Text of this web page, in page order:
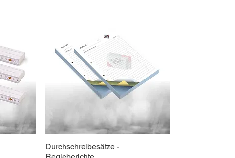
Schnellansicht
Durchschreibesätze -